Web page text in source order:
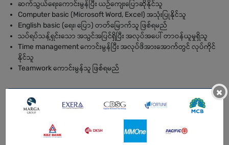
ဆက်သွယ်ရေးကောင်းမွန်ပြီး ယဉ်ကျေးပြောဆိုနိုင်သူ
Computer basic (Microsoft Word, Excel) အသုံးပြုနိုင်သူ
English basic (ရေး၊ ပြော) တတ်မြောက်သူ ဖြစ်ရမည်
သပ်ရပ်သန့်ရှင်းသော အသွင်အပြင်ရှိပြီး အလုပ်အပေါ် တာဝန်ယူမှုရှိသူ
Time management ကောင်းမွန်ပြီး အလုပ်ဖိအားအောက်တွင် လုပ်ကိုင်
နိုင်သူ
Teamwork ကောင်းမွန်သူ ဖြစ်ရမည်
အကျိုးအမြတ်
×